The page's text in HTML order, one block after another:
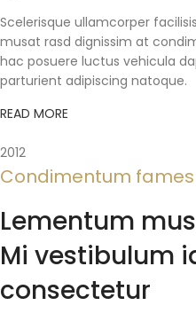
Scelerisque ullamcorper
musat rasd dignissim at
hac posuere luctus vehicula
parturient adipiscing natoque.
READ MORE
2012
Condimentum
Lementum
Mi vestibulum
consectetur